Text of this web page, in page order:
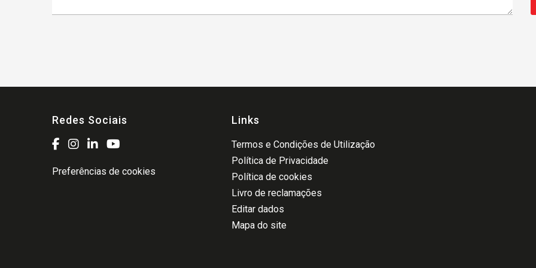
Redes Sociais
Preferências de cookies
Links
Termos e Condições de Utilização
Política de Privacidade
Política de cookies
Livro de reclamações
Editar dados
Mapa do site